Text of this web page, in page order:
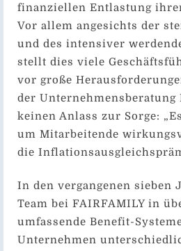
finanziellen Entlastung
Vor allem angesichts der
und des intensiver
stellt dies viele
vor große
der Unternehmensberatung
keinen Anlass zur Sorge:
um Mitarbeitende
die
In den vergangenen sieben
Team bei FAIRFAMILY in
umfassende Benefit-
Unternehmen